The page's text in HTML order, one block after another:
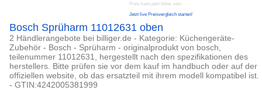
Preis kann jetzt höher sein
Jetzt live Preisvergleich starten!
Bosch Sprüharm 11012631 oben
2 Händlerangebote bei billiger.de - Kategorie: Küchengeräte-
Zubehör - Bosch - Sprüharm - originalprodukt von bosch,
teilenummer 11012631, hergestellt nach den spezifikationen des
herstellers. Bitte prüfen sie vor dem kauf im handbuch oder auf der
offiziellen website, ob das ersatzteil mit ihrem modell kompatibel ist.
- GTIN:4242005381999